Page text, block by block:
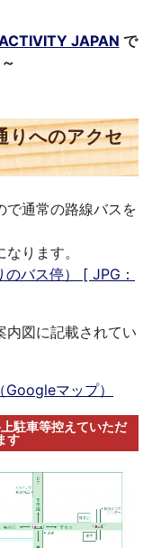
JAPAN で
りへのアクセ
で通常の路線バスを
ります。
バス停） [ JPG：
内図に記載されてい
マップ）
駐車等控えていただ
す